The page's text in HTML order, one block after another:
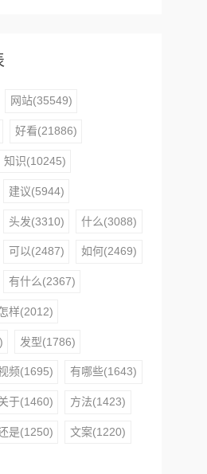
网站(35549)
好看(21886)
知识(10245)
建议(5944)
头发(3310) 什么(3088)
可以(2487) 如何(2469)
有什么(2367)
样(2012)
发型(1786)
频(1695) 有哪些(1643)
于(1460) 方法(1423)
是(1250) 文案(1220)